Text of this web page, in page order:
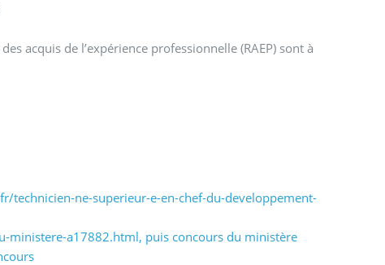
acquis de l’expérience professionnelle (RAEP) sont à
ne-superieur-e-en-chef-du-developpement-
a17882.html, puis concours du ministère